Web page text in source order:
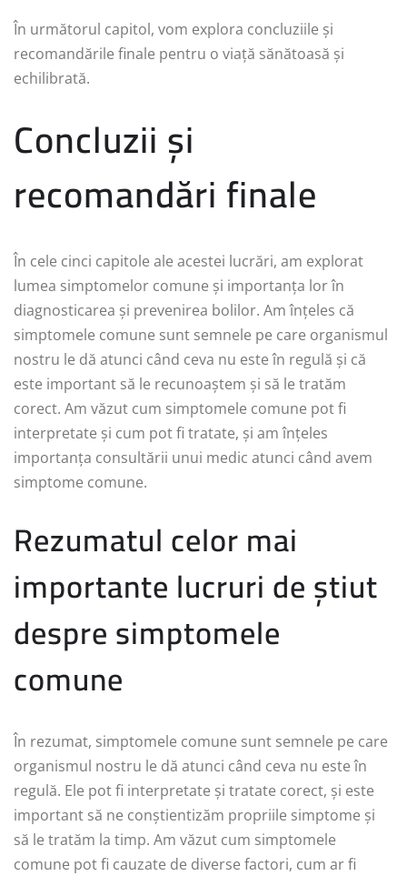
În următorul capitol, vom explora concluziile și
recomandările finale pentru o viață sănătoasă și
echilibrată.
Concluzii și
recomandări finale
În cele cinci capitole ale acestei lucrări, am explorat
lumea simptomelor comune și importanța lor în
diagnosticarea și prevenirea bolilor. Am înțeles că
simptomele comune sunt semnele pe care organismul
nostru le dă atunci când ceva nu este în regulă și că
este important să le recunoaștem și să le tratăm
corect. Am văzut cum simptomele comune pot fi
interpretate și cum pot fi tratate, și am înțeles
importanța consultării unui medic atunci când avem
simptome comune.
Rezumatul celor mai
importante lucruri de știut
despre simptomele
comune
În rezumat, simptomele comune sunt semnele pe care
organismul nostru le dă atunci când ceva nu este în
regulă. Ele pot fi interpretate și tratate corect, și este
important să ne conștientizăm propriile simptome și
să le tratăm la timp. Am văzut cum simptomele
comune pot fi cauzate de diverse factori, cum ar fi